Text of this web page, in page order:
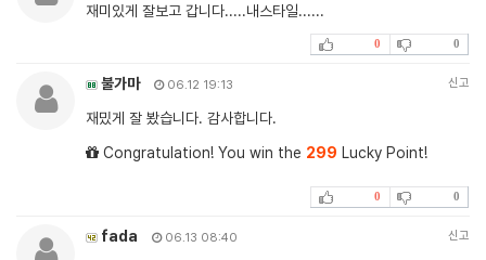
재미있게 잘보고 갑니다.....내스타일......
0 0
불가마 06.12 19:13 신고
재밌게 잘 봤습니다. 감사합니다.
Congratulation! You win the 299 Lucky Point!
0 0
fada 06.13 08:40 신고